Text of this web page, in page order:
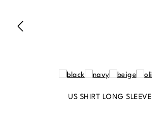
US SHIRT LONG SLEEVE